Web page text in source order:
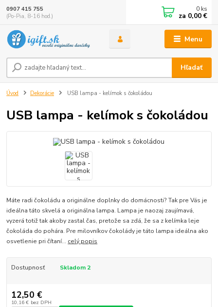
Menu
Hľadať
0907 415 755
(Po-Pia, 8-16 hod.)
0 ks
za 0,00 €
Úvod Dekorácie USB lampa - kelímok s čokoládou
USB lampa - kelímok s čokoládou
Máte radi čokoládu a originálne doplnky do domácnosti? Tak pre Vás je
ideálna táto skvelá a originálna lampa. Lampa je naozaj zaujímavá,
vyzerá totiž tak akoby zastal čas, pretože sa zdá, že sa z kelímka leje
čokoláda do pohára. Pre milovníkov čokolády je táto lampa ideálna ako
osvetlenie pri čítaní... celý popis
Dostupnosť Skladom 2
12,50 €
10,16 € bez DPH